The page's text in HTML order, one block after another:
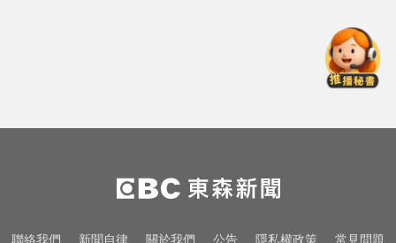
琳」網笑翻：太誠實
民進黨資深前輩辭世！前彰化市代
蔡裕昌罹癌 享壽71歲
跨性別參賽議題延燒！NBA前球星
聯絡我們 新聞自律 關於我們 公告 隱私權政策 常見問題